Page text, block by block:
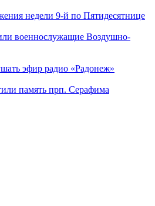
недели 9-й по Пятидесятнице
военнослужащие Воздушно-
эфир радио «Радонеж»
память прп. Серафима